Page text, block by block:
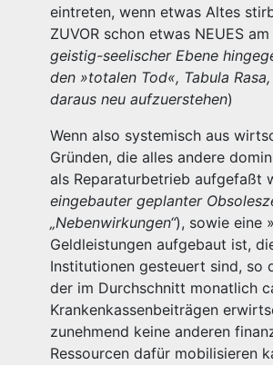
eintreten, wenn etwas Altes
ZUVOR schon etwas NEUES
geistig-seelischer Ebene
den »totalen Tod«, Tabula
daraus neu aufzuerstehen)
Wenn also systemisch aus
Gründen, die alles andere
als Reparaturbetrieb aufgefaßt
eingebauter geplanter
„Nebenwirkungen“), sowie eine
Geldleistungen aufgebaut ist,
Institutionen gesteuert sind, so
der im Durchschnitt monatlich
Krankenkassenbeiträgen
zunehmend keine anderen
Ressourcen dafür mobilisieren